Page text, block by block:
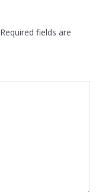
Required fields are